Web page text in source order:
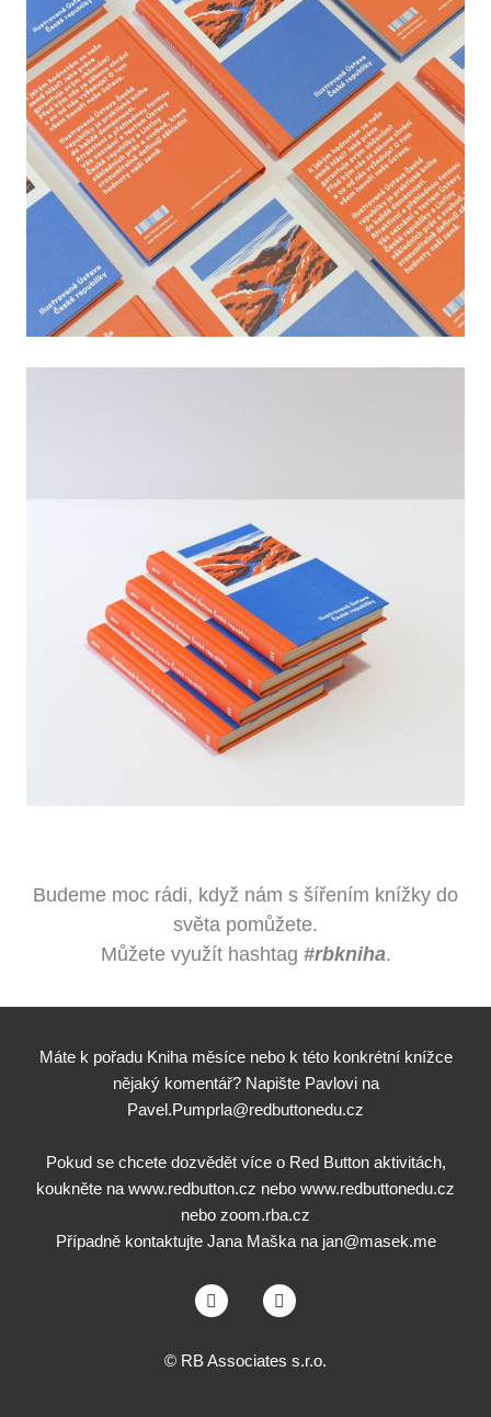
Budeme moc rádi, když nám s šířením knížky do
světa pomůžete.
Můžete využít hashtag #rbkniha.
Máte k pořadu Kniha měsíce nebo k této konkrétní knížce
nějaký komentář? Napište Pavlovi na
Pavel.Pumprla@redbuttonedu.cz
Pokud se chcete dozvědět více o Red Button aktivitách,
koukněte nawww.redbutton.cz nebo www.redbuttonedu.cz
nebo zoom.rba.cz
Případně kontaktujte Jana Maška na jan@masek.me
© RB Associates s.r.o.